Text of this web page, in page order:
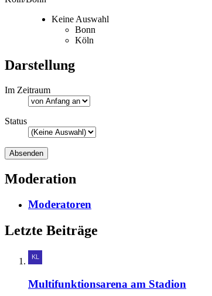
Keine Auswahl
Bonn
Köln
Darstellung
Im Zeitraum
Status
Moderation
Moderatoren
Letzte Beiträge
Multifunktionsarena am Stadion